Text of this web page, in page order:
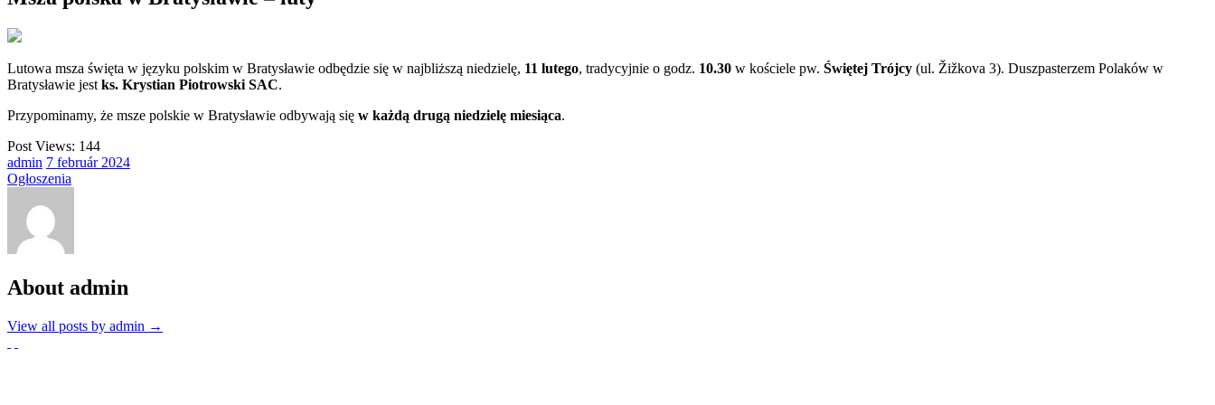
Lutowa msza święta w języku polskim w Bratysławie odbędzie się w najbliższą niedzielę, 11 lutego, tradycyjnie o godz. 10.30 w kościele pw. Świętej Trójcy (ul. Žižkova 3). Duszpasterzem Polaków w
Bratysławie jest ks. Krystian Piotrowski SAC.
Przypominamy, że msze polskie w Bratysławie odbywają się w każdą drugą niedzielę miesiąca.
Post Views: 144
admin 7 február 2024
Ogłoszenia
About admin
View all posts by admin →